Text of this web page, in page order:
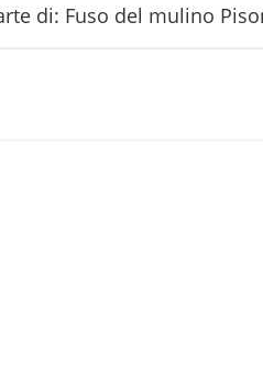
di: Fuso del mulino